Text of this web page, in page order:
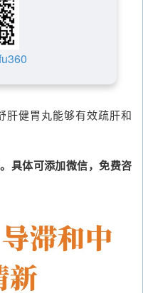
肝健胃丸能够有效疏肝和
具体可添加微信，免费咨